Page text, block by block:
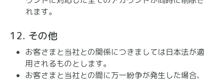
れます。
12. その他
お客さまと当社との関係につきましては日本法が適
用されるものとします。
お客さまと当社との間に万一紛争が発生した場合、